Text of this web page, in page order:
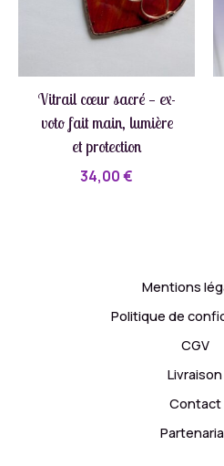
Vitrail cœur sacré — ex-
voto fait main, lumière
et protection
34,00€
Mentions
Politique de
CGV
Livraison
Contact